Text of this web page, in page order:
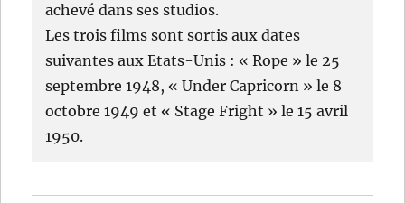
achevé dans ses studios.
Les trois films sont sortis aux dates
suivantes aux Etats-Unis : « Rope » le 25
septembre 1948, « Under Capricorn » le 8
octobre 1949 et « Stage Fright » le 15 avril
1950.